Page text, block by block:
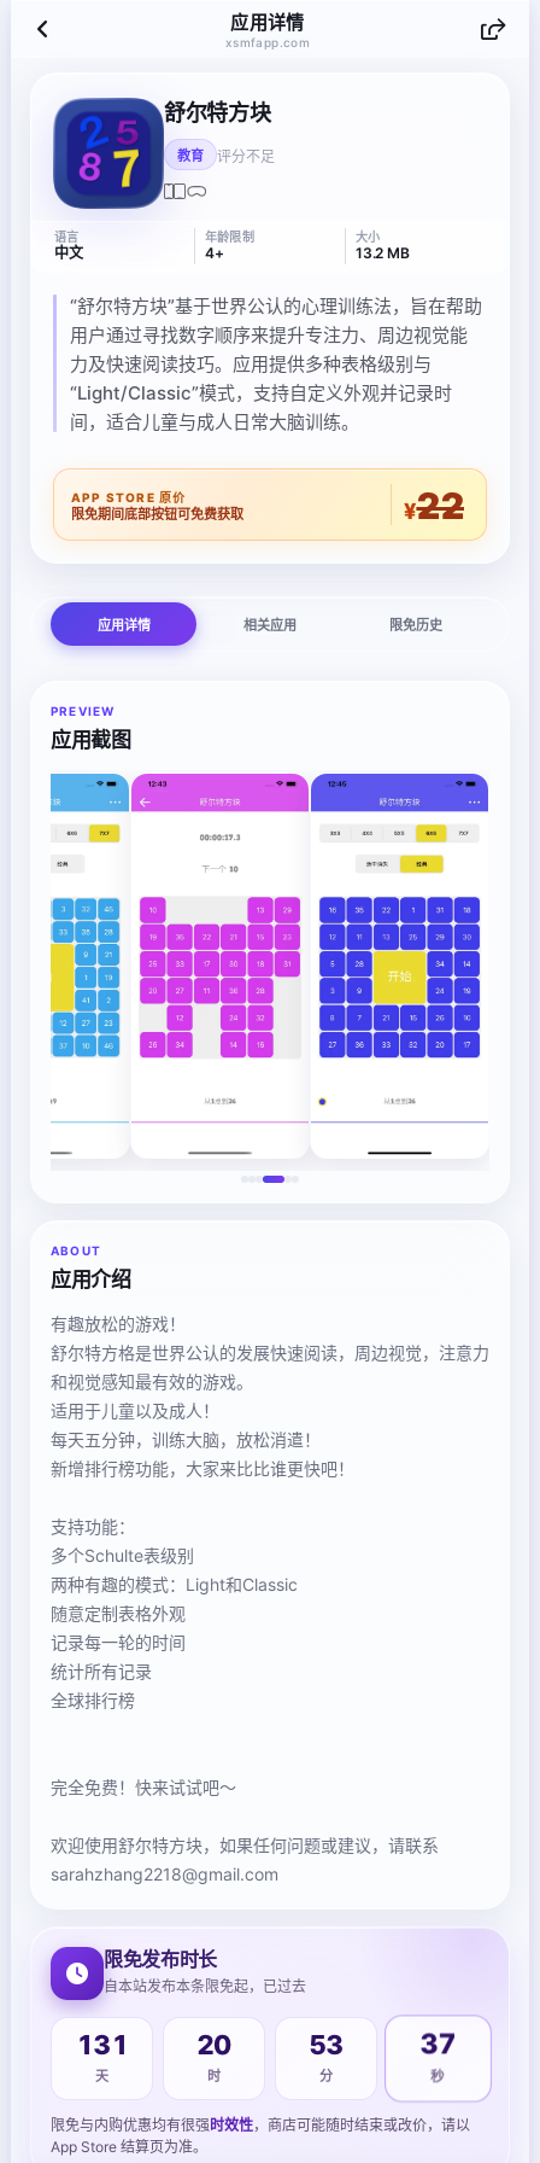
应用详情
xsmfapp.com
舒尔特方块
教育 评分不足
语言
中文
年龄限制
4+
大小
13.2 MB
“舒尔特方块”基于世界公认的心理训练法，旨在帮助
用户通过寻找数字顺序来提升专注力、周边视觉能
力及快速阅读技巧。应用提供多种表格级别与
“Light/Classic”模式，支持自定义外观并记录时
间，适合儿童与成人日常大脑训练。
APP STORE 原价
限免期间底部按钮可免费获取 ¥22
应用详情 相关应用 限免历史
PREVIEW
应用截图
ABOUT
应用介绍
有趣放松的游戏！
舒尔特方格是世界公认的发展快速阅读，周边视觉，注意力
和视觉感知最有效的游戏。
适用于儿童以及成人！
每天五分钟，训练大脑，放松消遣！
新增排行榜功能，大家来比比谁更快吧！
支持功能：
多个Schulte表级别
两种有趣的模式：Light和Classic
随意定制表格外观
记录每一轮的时间
统计所有记录
全球排行榜
完全免费！快来试试吧～
欢迎使用舒尔特方块，如果任何问题或建议，请联系
sarahzhang2218@gmail.com
限免发布时长
自本站发布本条限免起，已过去
131
天
20
时
53
分
37
秒
限免与内购优惠均有很强时效性，商店可能随时结束或改价，请以
App Store 结算页为准。